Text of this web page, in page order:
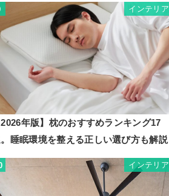
インテリア
年版】枕のおすすめランキング17
睡眠環境を整える正しい選び方も解説
インテリア